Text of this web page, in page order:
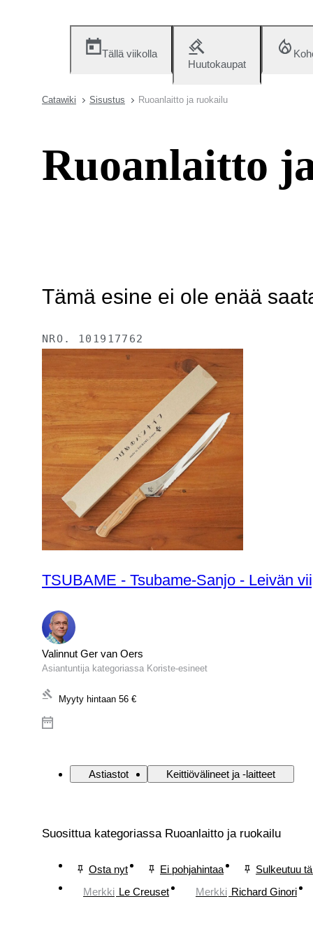
Tällä viikolla
Huutokaupat
Catawiki Sisustus Ruoanlaitto ja ruokailu
Ruoanlaitto
Tämä esine ei ole enää
NRO. 101917762
TSUBAME - Tsubame-Sanjo - Leivän
Valinnut Ger van Oers
Asiantuntija kategoriassa Koriste-esineet
Myyty hintaan 56 €
Astiastot Keittiövälineet ja -laitteet
Suosittua kategoriassa Ruoanlaitto ja ruokailu
Osta nyt Ei pohjahintaa
Sulkeutuu
Merkki Le Creuset Merkki Richard Ginori